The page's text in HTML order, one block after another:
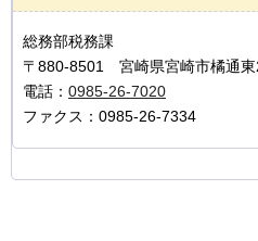
総務部税務課
〒880-8501 宮崎県宮崎市橘通東
電話： 0985-26-7020
ファクス：0985-26-7334